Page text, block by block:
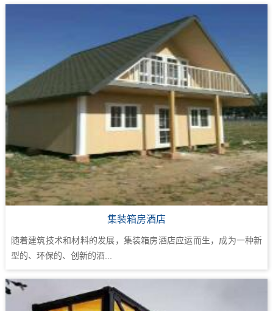
集装箱房酒店
随着建筑技术和材料的发展，集装箱房酒店应运而生，成为一种新
型的、环保的、创新的酒...